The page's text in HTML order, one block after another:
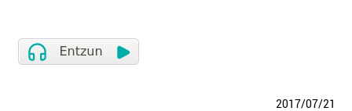
2017/07/21